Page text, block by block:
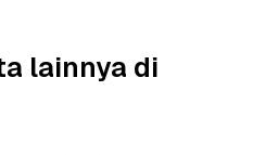
lainnya di